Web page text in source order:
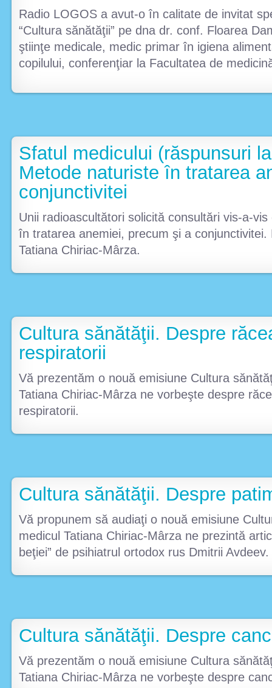
Radio LOGOS a avut-o în calitate de invitat
“Cultura sănătăţii” pe dna dr. conf. Floarea
ştiinţe medicale, medic primar în igiena
copilului, conferenţiar la Facultatea de
Sfatul medicului (răspunsuri
Metode naturiste în tratarea
conjunctivitei
Unii radioascultători solicită consultări vis-a-
în tratarea anemiei, precum şi a conjunctivitei.
Tatiana Chiriac-Mârza.
Cultura sănătăţii. Despre
respiratorii
Vă prezentăm o nouă emisiune Cultura
Tatiana Chiriac-Mârza ne vorbeşte despre
respiratorii.
Cultura sănătăţii. Despre
Vă propunem să audiaţi o nouă emisiune
medicul Tatiana Chiriac-Mârza ne prezintă
beţiei” de psihiatrul ortodox rus Dmitrii Avdeev.
Cultura sănătăţii. Despre
Vă prezentăm o nouă emisiune Cultura
Tatiana Chiriac-Mârza ne vorbeşte despre